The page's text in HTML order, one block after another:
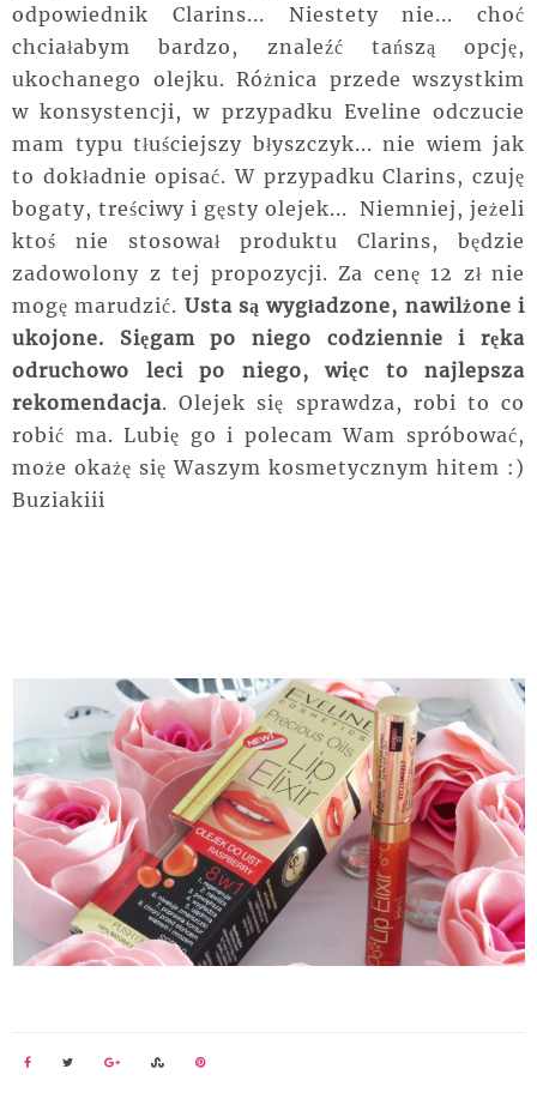
odpowiednik Clarins... Niestety nie... choć
chciałabym bardzo, znaleźć tańszą opcję,
ukochanego olejku. Różnica przede wszystkim
w konsystencji, w przypadku Eveline odczucie
mam typu tłuściejszy błyszczyk... nie wiem jak
to dokładnie opisać. W przypadku Clarins, czuję
bogaty, treściwy i gęsty olejek... Niemniej, jeżeli
ktoś nie stosował produktu Clarins, będzie
zadowolony z tej propozycji. Za cenę 12 zł nie
mogę marudzić. Usta są wygładzone, nawilżone i
ukojone. Sięgam po niego codziennie i ręka
odruchowo leci po niego, więc to najlepsza
rekomendacja. Olejek się sprawdza, robi to co
robić ma. Lubię go i polecam Wam spróbować,
może okażę się Waszym kosmetycznym hitem :)
Buziakiii